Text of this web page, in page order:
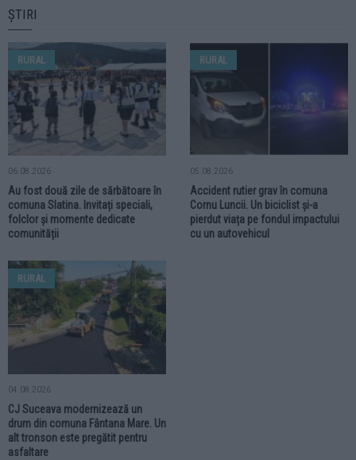
ȘTIRI
RURAL
06.08.2026
Au fost două zile de sărbătoare în
comuna Slatina. Invitați speciali,
folclor și momente dedicate
comunității
RURAL
05.08.2026
Accident rutier grav în comuna
Cornu Luncii. Un biciclist și-a
pierdut viața pe fondul impactului
cu un autovehicul
RURAL
04.08.2026
CJ Suceava modernizează un
drum din comuna Fântana Mare. Un
alt tronson este pregătit pentru
asfaltare